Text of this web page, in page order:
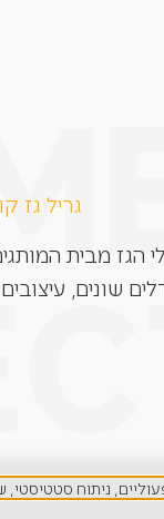
גריל גז
שונים,